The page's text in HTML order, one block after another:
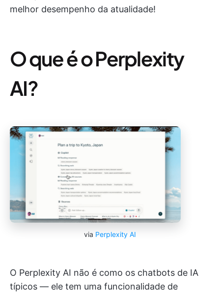
melhor desempenho da atualidade!
O que é o Perplexity
AI?
via Perplexity AI
O Perplexity AI não é como os chatbots de IA
típicos — ele tem uma funcionalidade de